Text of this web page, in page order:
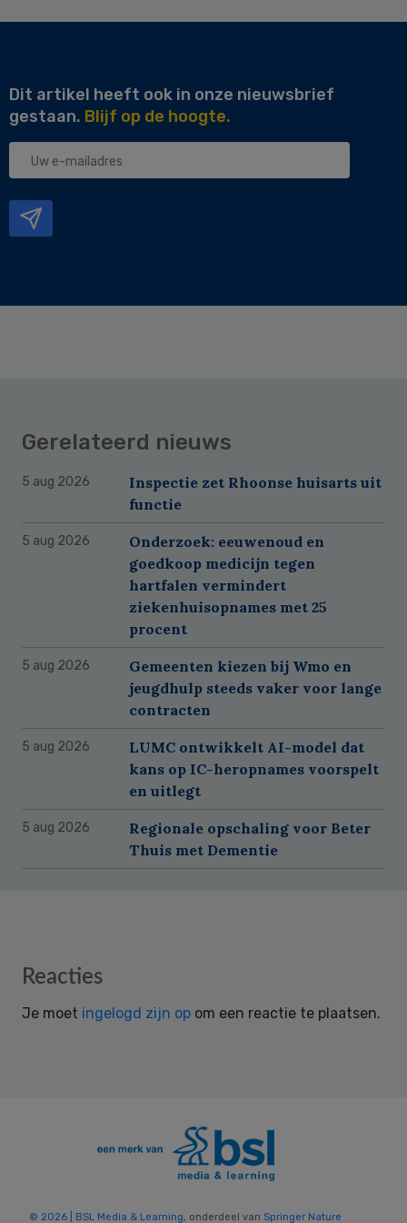
Dit artikel heeft ook in onze nieuwsbrief
gestaan. Blijf op de hoogte.
Uw
Gerelateerd nieuws
5 aug 2026
Inspectie zet Rhoonse huisarts uit
functie
5 aug 2026
Onderzoek: eeuwenoud en
goedkoop medicijn tegen
hartfalen vermindert
ziekenhuisopnames met 25
procent
5 aug 2026
Gemeenten kiezen bij Wmo en
jeugdhulp steeds vaker voor lange
contracten
5 aug 2026
LUMC ontwikkelt AI-model dat
kans op IC-heropnames voorspelt
en uitlegt
5 aug 2026
Regionale opschaling voor Beter
Thuis met Dementie
Reader
Reacties
Je moet ingelogd zijn op om een reactie te plaatsen.
© 2026 | BSL Media & Learning, onderdeel van Springer Nature